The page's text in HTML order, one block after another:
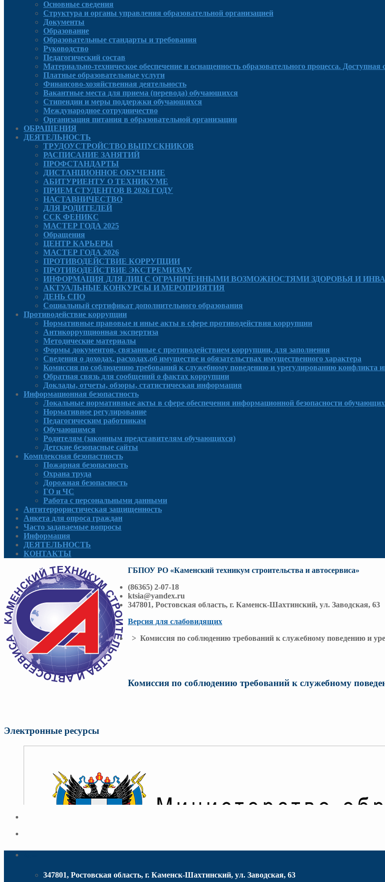
Основные сведения
Структура и органы управления образовательной организацией
Документы
Образование
Образовательные стандарты и требования
Руководcтво
Педагогический состав
Материально-техническое обеспечение и оснащенность образовательного процесса. Доступная
Платные образовательные услуги
Финансово-хозяйственная деятельность
Вакантные места для приема (перевода) обучающихся
Стипендии и меры поддержки обучающихся
Международное сотрудничество
Организация питания в образовательной организации
ОБРАЩЕНИЯ
ДЕЯТЕЛЬНОСТЬ
ТРУДОУСТРОЙСТВО ВЫПУСКНИКОВ
РАСПИСАНИЕ ЗАНЯТИЙ
ПРОФСТАНДАРТЫ
ДИСТАНЦИОННОЕ ОБУЧЕНИЕ
АБИТУРИЕНТУ О ТЕХНИКУМЕ
ПРИЕМ СТУДЕНТОВ В 2026 ГОДУ
НАСТАВНИЧЕСТВО
ДЛЯ РОДИТЕЛЕЙ
ССК ФЕНИКС
МАСТЕР ГОДА 2025
Обращения
ЦЕНТР КАРЬЕРЫ
МАСТЕР ГОДА 2026
ПРОТИВОДЕЙСТВИЕ КОРРУПЦИИ
ПРОТИВОДЕЙСТВИЕ ЭКСТРЕМИЗМУ
ИНФОРМАЦИЯ ДЛЯ ЛИЦ С ОГРАНИЧЕННЫМИ ВОЗМОЖНОСТЯМИ ЗДОРОВЬЯ И
АКТУАЛЬНЫЕ КОНКУРСЫ И МЕРОПРИЯТИЯ
ДЕНЬ СПО
Социальный сертификат дополнительного образования
Противодействие коррупции
Нормативные правовые и иные акты в сфере противодействия коррупции
Антикоррупционная экспертиза
Методические материалы
Формы документов, связанные с противодействием коррупции, для заполнения
Сведения о доходах, расходах,об имуществе и обязательствах имущественного характера
Комиссия по соблюдению требований к служебному поведению и урегулированию конфликта
Обратная связь для сообщений о фактах коррупции
Доклады, отчеты, обзоры, статистическая информация
Информационная безопастность
Локальные нормативные акты в сфере обеспечения информационной безопасности
Нормативное регулирование
Педагогическим работникам
Обучающимся
Родителям (законным представителям обучающихся)
Детские безопасные сайты
Комплексная безопастность
Пожарная безопасность
Охрана труда
Дорожная безопасность
ГО и ЧС
Работа с персональными данными
Антитеррористическая защищенность
Анкета для опроса граждан
Часто задаваемые вопросы
Информация
ДЕЯТЕЛЬНОСТЬ
КОНТАКТЫ
ГБПОУ РО «Каменский техникум строительства и автосервиса»
(86365) 2-07-18
ktsia@yandex.ru
347801, Ростовская область, г. Каменск-Шахтинский, ул. Заводская, 63
Версия для слабовидящих
> Комиссия по соблюдению требований к служебному поведению и
Комиссия по соблюдению требований к служебному
Электронные ресурсы
347801, Ростовская область, г. Каменск-Шахтинский, ул. Заводская, 63